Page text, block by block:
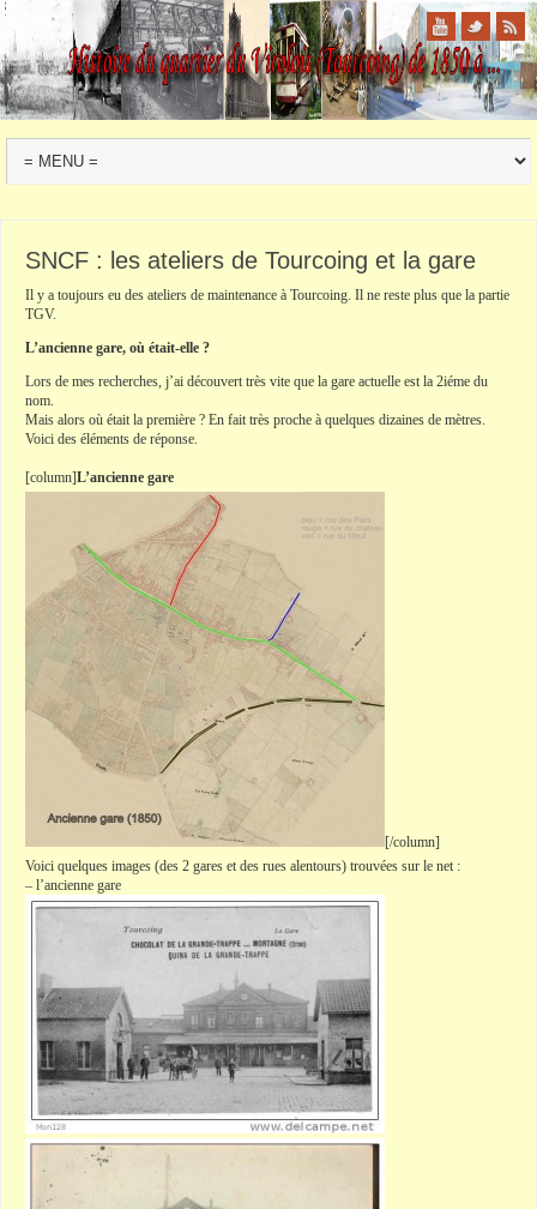
SNCF : les ateliers de Tourcoing et la gare
Il y a toujours eu des ateliers de maintenance à Tourcoing. Il ne reste plus que la partie
TGV.
L’ancienne gare, où était-elle ?
Lors de mes recherches, j’ai découvert très vite que la gare actuelle est la 2iéme du
nom.
Mais alors où était la première ? En fait très proche à quelques dizaines de mètres.
Voici des éléments de réponse.
[column]L’ancienne gare
[/column]
Voici quelques images (des 2 gares et des rues alentours) trouvées sur le net :
– l’ancienne gare